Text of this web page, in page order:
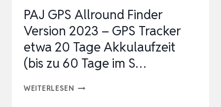
SEKUNDEN
ZUM
AKTUALISIEREN
D…
PAJ GPS Allround Finder
Version 2023 – GPS Tracker
etwa 20 Tage Akkulaufzeit
(bis zu 60 Tage im S…
WEITERLESEN PAJ